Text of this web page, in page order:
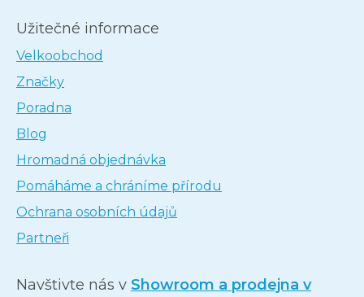
Užitečné informace
Velkoobchod
Značky
Poradna
Blog
Hromadná objednávka
Pomáháme a chráníme přírodu
Ochrana osobních údajů
Partneři
Navštivte nás v Showroom a prodejna v